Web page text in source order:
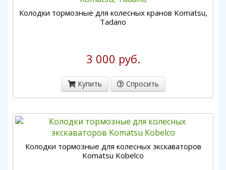
Колодки тормозные для колесных кранов Komatsu,
Tadano
3 000 руб.
Купить Спросить
Колодки тормозные для колесных экскаваторов
Komatsu Kobelco